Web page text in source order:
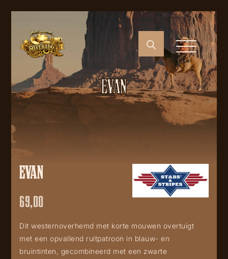
EVAN
EVAN
69,00
Dit westernoverhemd met korte mouwen overtuigt
met een opvallend ruitpatroon in blauw- en
bruintinten, gecombineerd met een zwarte